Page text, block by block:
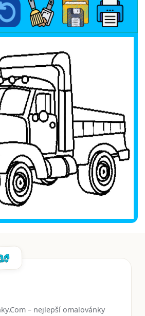
– nejlepší omalovánky